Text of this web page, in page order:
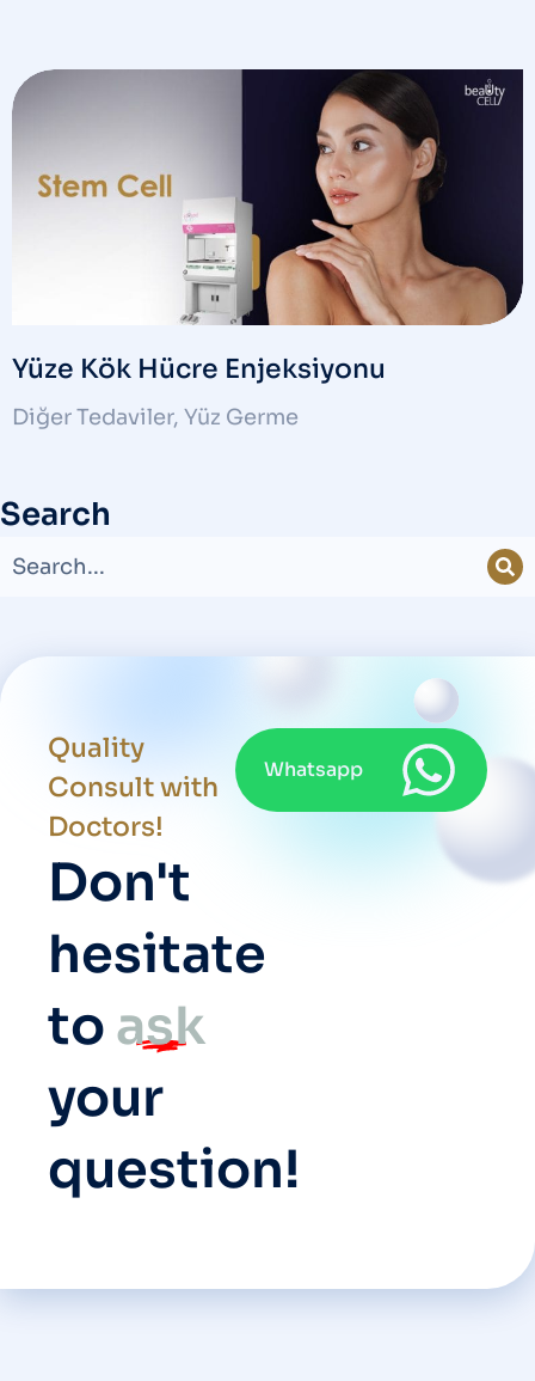
Yüze Kök Hücre Enjeksiyonu
Diğer Tedaviler, Yüz Germe
Search
Quality
Consult with
Doctors!
Don't
hesitate
to ask
your
question!​
Whatsapp